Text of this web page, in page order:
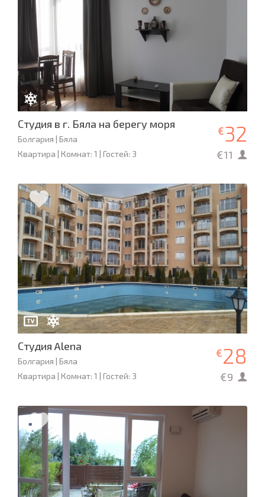
Студия в г. Бяла на берегу моря
Болгария | Бяла
Квартира | Комнат: 1 | Гостей: 3
€32
€11
Студия Alena
Болгария | Бяла
Квартира | Комнат: 1 | Гостей: 3
€28
€9